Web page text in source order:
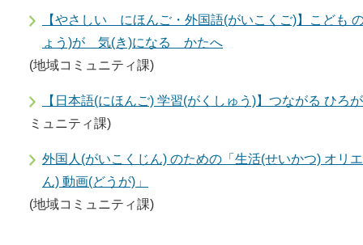
【やさしい にほんご・外国語(がいこくご)】こど
ょう)が 気(き)になる かたへ
(地域コミュニティ課)
【日本語(にほんご) 学習(がくしゅう)】つながる ひ
ミュニティ課)
外国人(がいこくじん) のための「生活(せいかつ) オリ
ん) 動画(どうが)」
(地域コミュニティ課)